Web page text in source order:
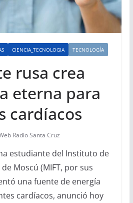
CIENCIA_TECNOLOGIA TECNOLOGÍA
rusa crea
eterna para
cardíacos
Radio Santa Cruz
estudiante del Instituto de
Moscú (MIFT, por sus
una fuente de energía
cardíacos, anunció hoy